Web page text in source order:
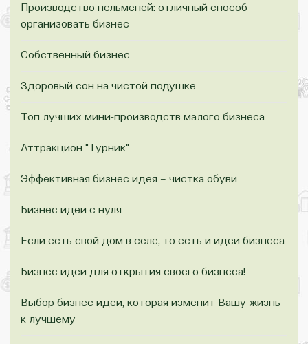
Производство пельменей: отличный способ
организовать бизнес
Собственный бизнес
Здоровый сон на чистой подушке
Топ лучших мини-производств малого бизнеса
Аттракцион "Турник"
Эффективная бизнес идея – чистка обуви
Бизнес идеи с нуля
Если есть свой дом в селе, то есть и идеи бизнеса
Бизнес идеи для открытия своего бизнеса!
Выбор бизнес идеи, которая изменит Вашу жизнь
к лучшему